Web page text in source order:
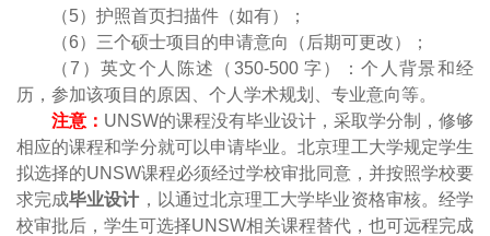
（5）护照首页扫描件（如有）；
（6）三个硕士项目的申请意向（后期可更改）；
（7 ）英文个人陈述（ 350-500字）：个人背景和经
历，参加该项目的原因、个人学术规划、专业意向等。
注意： UNSW的课程没有毕业设计，采取学分制，修够
相应的课程和学分就可以申请毕业。北京理工大学规定学生
拟选择的UNSW课程必须经过学校审批同意，并按照学校要
求完成毕业设计 ，以通过北京理工大学毕业资格审核。经学
校审批后，学生可选择UNSW相关课程替代，也可远程完成